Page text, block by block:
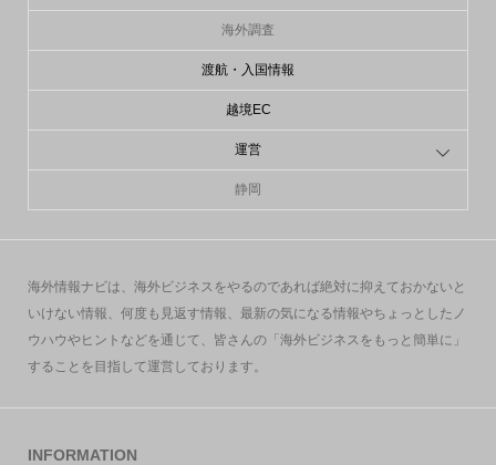
海外調査
渡航・入国情報
越境EC
運営
静岡
海外情報ナビは、海外ビジネスをやるのであれば絶対に抑えておかないと
いけない情報、何度も見返す情報、最新の気になる情報やちょっとしたノ
ウハウやヒントなどを通じて、皆さんの「海外ビジネスをもっと簡単に」
することを目指して運営しております。
INFORMATION